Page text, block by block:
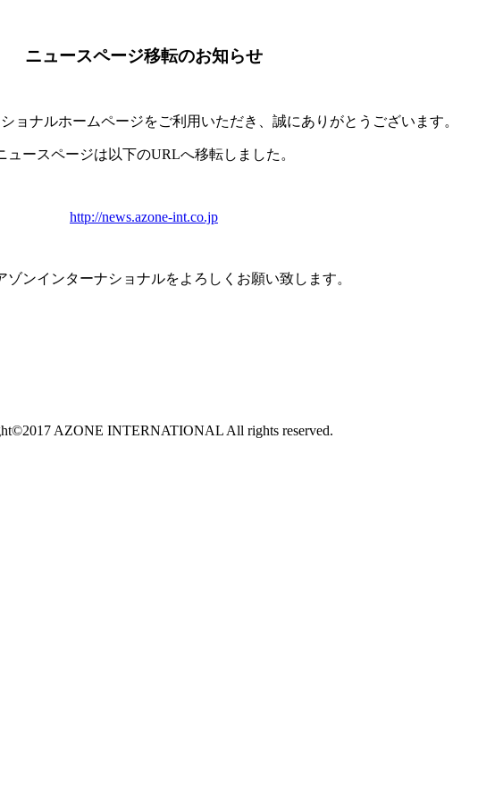
ニュースページ移転のお知らせ
ョナルホームページをご利用いただき、誠にありがとうございます。
ュースページは以下のURLへ移転しました。
http://news.azone-int.co.jp
ゾンインターナショナルをよろしくお願い致します。
AZONE INTERNATIONAL All rights reserved.